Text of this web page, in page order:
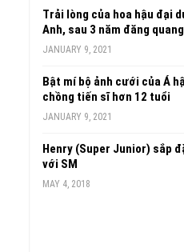
Trải lòng của hoa hậu đại
Anh, sau 3 năm đăng quang
JANUARY 9, 2021
Bật mí bộ ảnh cưới của Á
chồng tiến sĩ hơn 12 tuổi
JANUARY 9, 2021
Henry (Super Junior) sắp
với SM
MAY 4, 2018